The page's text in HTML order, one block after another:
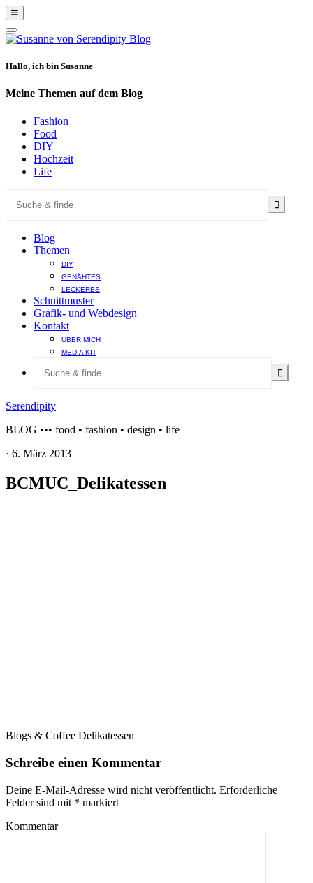
Show
Offscreen
Content
Hide
Offscreen
Hallo, ich bin Susanne
Meine Themen auf dem Blog
Fashion
Food
DIY
Hochzeit
Life
Blog
Themen
DIY
GENÄHTES
LECKERES
Schnittmuster
Grafik- und Webdesign
Kontakt
ÜBER MICH
MEDIA KIT
Serendipity
BLOG ••• food • fashion • design • life
· 6. März 2013
BCMUC_Delikatessen
Blogs & Coffee Delikatessen
Schreibe einen Kommentar
Deine E-Mail-Adresse wird nicht veröffentlicht. Erforderliche
Felder sind mit * markiert
Kommentar